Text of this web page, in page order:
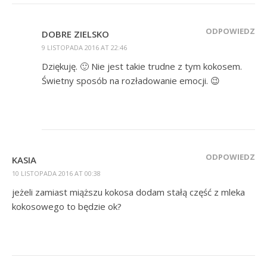
DOBRE ZIELSKO
9 LISTOPADA 2016 AT 22:46
ODPOWIEDZ
Dziękuję. 🙂 Nie jest takie trudne z tym kokosem.
Świetny sposób na rozładowanie emocji. 😉
KASIA
10 LISTOPADA 2016 AT 00:38
ODPOWIEDZ
jeżeli zamiast miąższu kokosa dodam stałą część z mleka
kokosowego to będzie ok?